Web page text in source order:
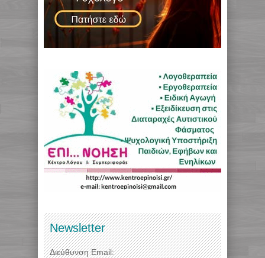
Newsletter
Διεύθυνση Email: